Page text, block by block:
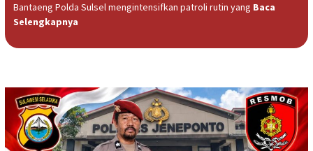
Bantaeng Polda Sulsel mengintensifkan patroli rutin yang Baca
Selengkapnya